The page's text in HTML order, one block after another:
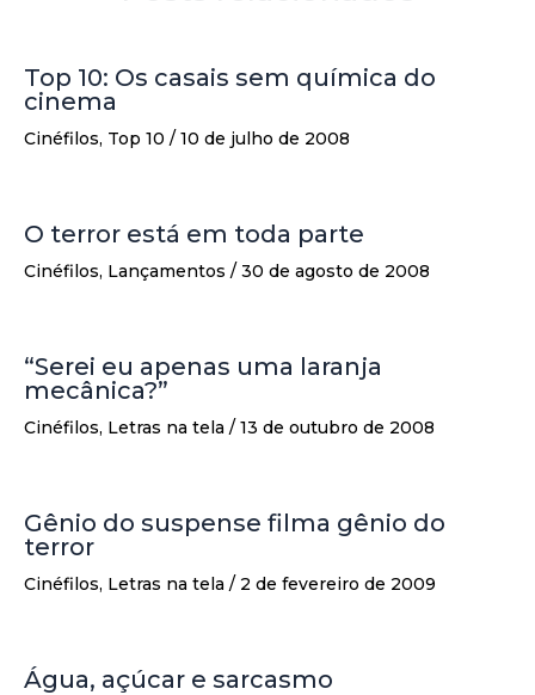
Top 10: Os casais sem química do
cinema
Cinéfilos, Top 10 / 10 de julho de 2008
O terror está em toda parte
Cinéfilos, Lançamentos / 30 de agosto de 2008
“Serei eu apenas uma laranja
mecânica?”
Cinéfilos, Letras na tela / 13 de outubro de 2008
Gênio do suspense filma gênio do
terror
Cinéfilos, Letras na tela / 2 de fevereiro de 2009
Água, açúcar e sarcasmo